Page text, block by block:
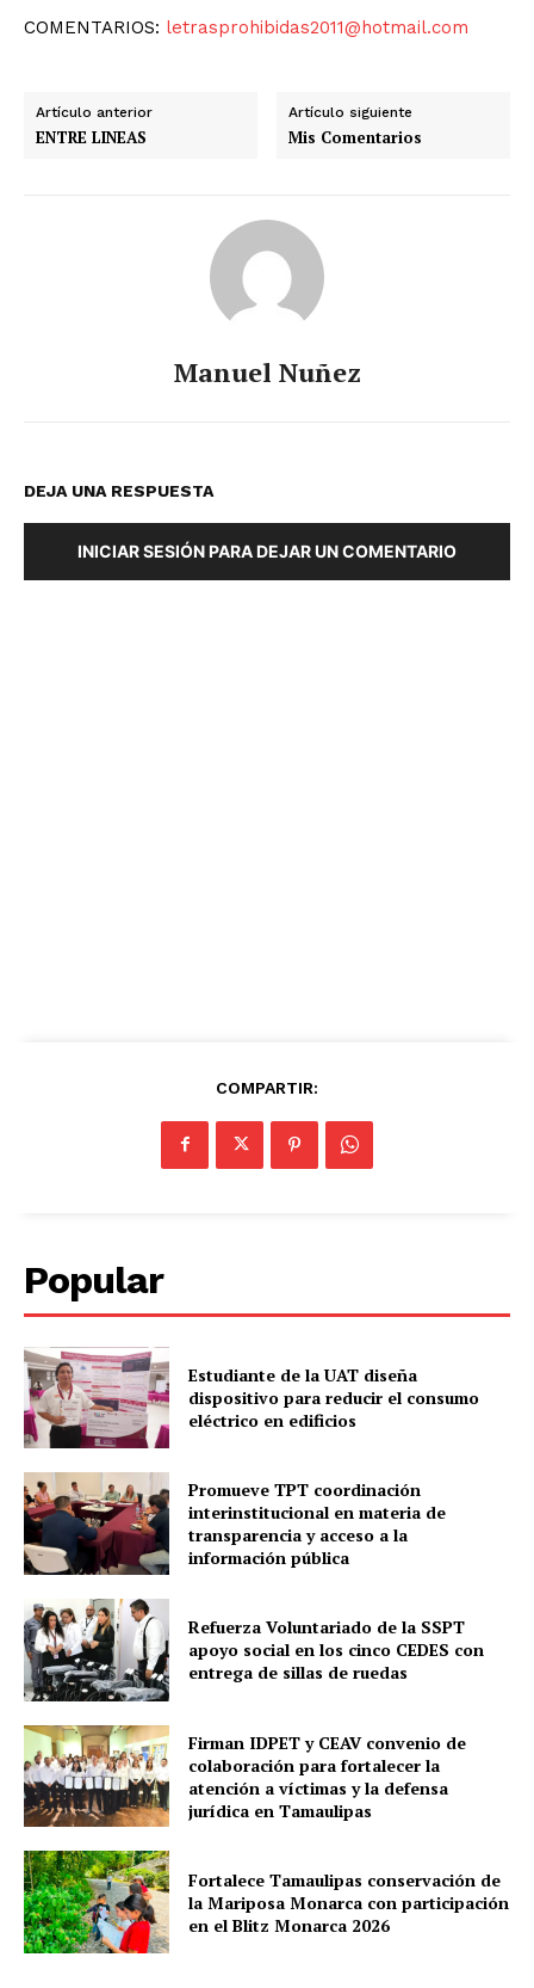
COMENTARIOS: letrasprohibidas2011@hotmail.com
Artículo anterior
ENTRE LINEAS
Artículo siguiente
Mis Comentarios
Manuel Nuñez
DEJA UNA RESPUESTA
INICIAR SESIÓN PARA DEJAR UN COMENTARIO
COMPARTIR:
Popular
Estudiante de la UAT diseña
dispositivo para reducir el consumo
eléctrico en edificios
Promueve TPT coordinación
interinstitucional en materia de
transparencia y acceso a la
información pública
Refuerza Voluntariado de la SSPT
apoyo social en los cinco CEDES con
entrega de sillas de ruedas
Firman IDPET y CEAV convenio de
colaboración para fortalecer la
atención a víctimas y la defensa
jurídica en Tamaulipas
Fortalece Tamaulipas conservación de
la Mariposa Monarca con participación
en el Blitz Monarca 2026